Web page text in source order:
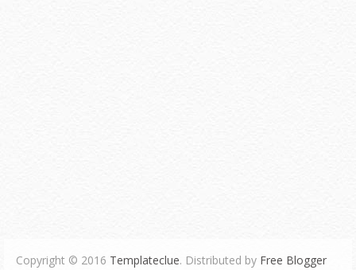
Copyright © 2016 Templateclue. Distributed by Free Blogger